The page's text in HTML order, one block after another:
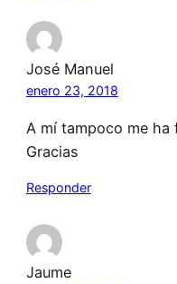
José Manuel
enero 23, 2018
A mí tampoco me
Gracias
Responder
Jaume